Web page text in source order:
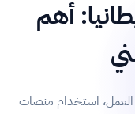
أهم
استخدام منصات